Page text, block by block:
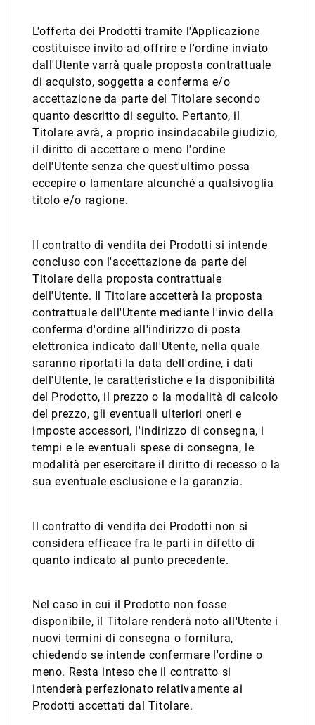
L'offerta dei Prodotti tramite l'Applicazione
costituisce invito ad offrire e l'ordine inviato
dall'Utente varrà quale proposta contrattuale
di acquisto, soggetta a conferma e/o
accettazione da parte del Titolare secondo
quanto descritto di seguito. Pertanto, il
Titolare avrà, a proprio insindacabile giudizio,
il diritto di accettare o meno l'ordine
dell'Utente senza che quest'ultimo possa
eccepire o lamentare alcunché a qualsivoglia
titolo e/o ragione.
Il contratto di vendita dei Prodotti si intende
concluso con l'accettazione da parte del
Titolare della proposta contrattuale
dell'Utente. Il Titolare accetterà la proposta
contrattuale dell'Utente mediante l'invio della
conferma d'ordine all'indirizzo di posta
elettronica indicato dall'Utente, nella quale
saranno riportati la data dell'ordine, i dati
dell'Utente, le caratteristiche e la disponibilità
del Prodotto, il prezzo o la modalità di calcolo
del prezzo, gli eventuali ulteriori oneri e
imposte accessori, l'indirizzo di consegna, i
tempi e le eventuali spese di consegna, le
modalità per esercitare il diritto di recesso o la
sua eventuale esclusione e la garanzia.
Il contratto di vendita dei Prodotti non si
considera efficace fra le parti in difetto di
quanto indicato al punto precedente.
Nel caso in cui il Prodotto non fosse
disponibile, il Titolare renderà noto all'Utente i
nuovi termini di consegna o fornitura,
chiedendo se intende confermare l'ordine o
meno. Resta inteso che il contratto si
intenderà perfezionato relativamente ai
Prodotti accettati dal Titolare.